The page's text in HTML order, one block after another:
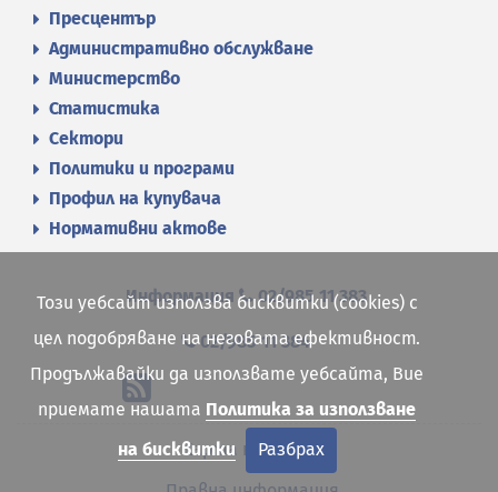
Пресцентър
Административно обслужване
Министерство
Статистика
Сектори
Политики и програми
Профил на купувача
Нормативни актове
Информация 02/985 11 383
02/985 11 384
Карта на сайта
Този уебсайт използва бисквитки (cookies) с
цел подобряване на неговата ефективност.
Продължавайки да използвате уебсайта, Вие
приемате нашата Политика за използване
на бисквитки
Разбрах